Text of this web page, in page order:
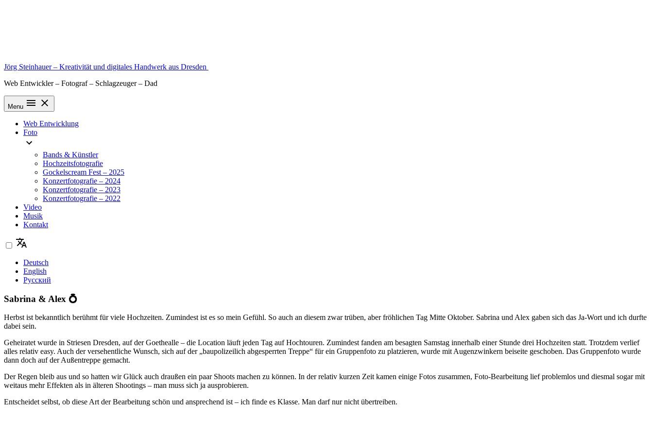
Jörg Steinhauer – Kreativität und digitales Handwerk aus Dresden
Web Entwickler – Fotograf – Schlagzeuger – Dad
Menu
Web Entwicklung
Foto
Bands & Künstler
Hochzeitsfotografie
Gockelscream Fest – 2025
Konzertfotografie – 2024
Konzertfotografie – 2023
Konzertfotografie – 2022
Video
Musik
Kontakt
Deutsch
English
Русский
Sabrina & Alex 💍
Herbst ist bekanntlich berühmt für viele Hochzeiten. Zumindest ist es so mein Gefühl. So auch an diesem zwar trüben, aber fröhlichen Tag Mitte Oktober. Sabrina und Alex gaben sich das Ja-Wort und ich durfte
dabei sein.
Geheiratet wurde in Striesen Dresden, auf der Goethealle – die Location läuft jeden Tag auf Hochtouren. Zumindest fanden am besagten Samstag innerhalb einer Stunde drei Hochzeiten statt. Trotzdem verlief
alles relativ easy. Auch der versehentliche Wunsch, sich auf der „baupolizeilich abgesperrten Treppe“ für ein Gruppenfoto zu platzieren, wurde mit Augenzwinkern beiseite geschoben. Das Gruppenfoto wurde
dann doch auf der Außentreppe gemacht.
Der Regen bleib aus und so hatten wir Glück auch draußen ein paar Shoots machen zu können. In der relativ kurzen Zeit kamen einige Fotos zusammen, Foto-Bearbeitung lief problemlos und diesmal sogar mit
weitaus mehr Effekten als in älteren Shootings – man muss sich ja ausprobieren.
Entscheidet selbst, ob diese Art der Bearbeitung schön und ansprechend ist – ich finde es Klasse. Man darf nur nicht übertreiben.